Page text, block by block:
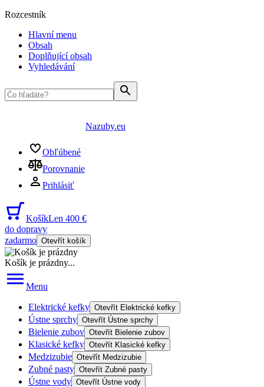
Rozcestník
Hlavní menu
Obsah
Doplňující obsah
Vyhledávání
Nazuby.eu
Obľúbené
Porovnanie
Prihlásiť
KošíkLen 400 €
do dopravy
zadarmo Otevřít košík
Košík je prázdny...
Menu
Elektrické kefky Otevřít Elektrické kefky
Ústne sprchy Otevřít Ústne sprchy
Bielenie zubov Otevřít Bielenie zubov
Klasické kefky Otevřít Klasické kefky
Medzizubie Otevřít Medzizubie
Zubné pasty Otevřít Zubné pasty
Ústne vody Otevřít Ústne vody